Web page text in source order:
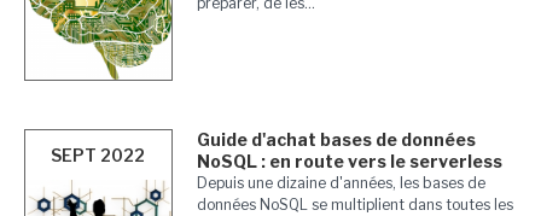
SEPT 2022
Guide d'achat bases de données
NoSQL : en route vers le serverless
Depuis une dizaine d'années, les bases de
données NoSQL se multiplient dans toutes les